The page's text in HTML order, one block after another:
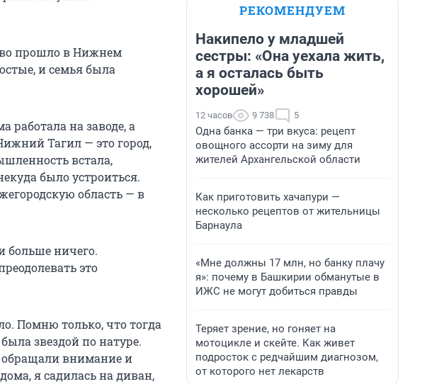
прошло в Нижнем
и семья была
работала на заводе, а
Тагил — это город,
встала,
было устроиться.
область — в
больше ничего.
это
Помню только, что тогда
звездой по натуре.
внимание и
я садилась на диван,
РЕКОМЕНДУЕМ
Накипело у младшей
сестры: «Она уехала жить,
а я осталась быть
хорошей»
12 часов 9 738 5
Одна банка — три вкуса: рецепт
овощного ассорти на зиму для
жителей Архангельской области
Как приготовить хачапури —
несколько рецептов от жительницы
Барнаула
«Мне должны 17 млн, но банку плачу
я»: почему в Башкирии обманутые в
ИЖС не могут добиться правды
Теряет зрение, но гоняет на
мотоцикле и скейте. Как живет
подросток с редчайшим диагнозом,
от которого нет лекарств